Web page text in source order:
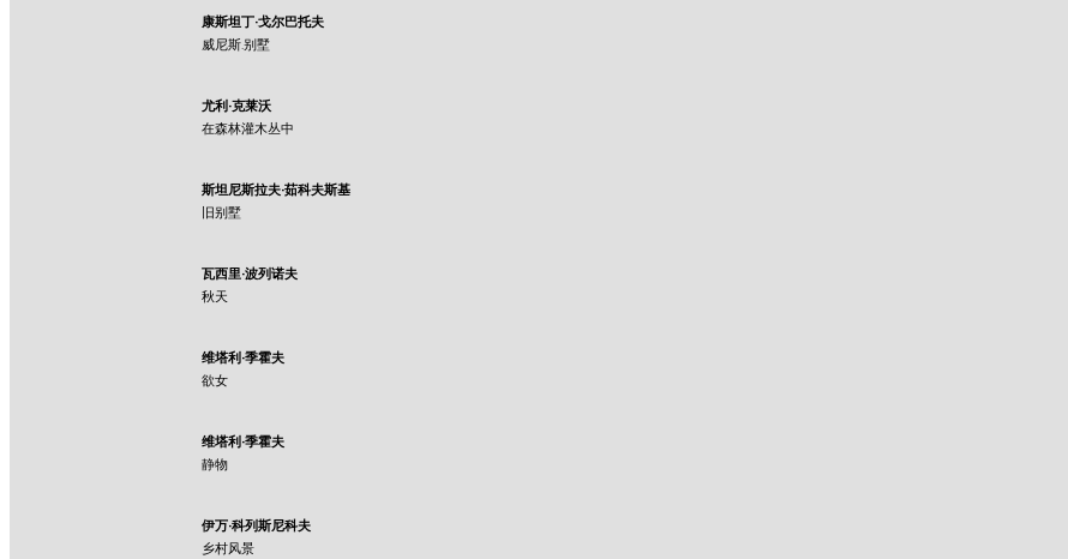
康斯坦丁·戈尔巴托夫
威尼斯.别墅
尤利·克莱沃
在森林灌木丛中
斯坦尼斯拉夫·茹科夫斯基
旧别墅
瓦西里·波列诺夫
秋天
维塔利·季霍夫
欲女
维塔利·季霍夫
静物
伊万·科列斯尼科夫
乡村风景